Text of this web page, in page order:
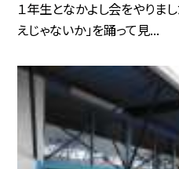
１年生となかよし会をやりま
えじゃないか」を踊って見...